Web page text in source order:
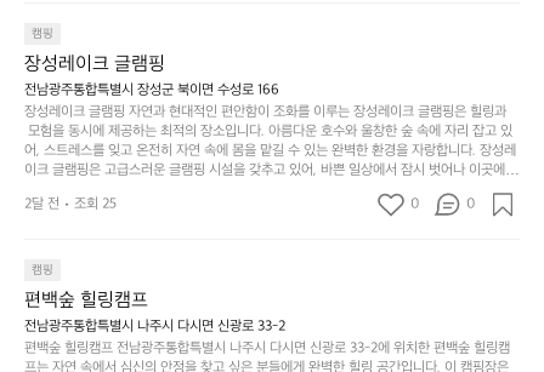
을
가
려
보
세
요.
튼
는
크
기,
무
게,
이
웃
도
어
의
경
럽
이
라
고
해
야
하
리
으며 깊은 숙면을 취할 수 있는 기회를 제공합니다.  이곳은 자연과의 완벽한 조화를 이루며,
다채로운 야외 활동을 제공합니다. 특히 어린이들은 안전하게 놀 수 있는 놀이시설이 마련
되어 있어 부모님들과 함께 즐거운 시간을 보낼 수 있습니다. 주변의 다양한 관광지와 먹거
리를 탐험하는 재미도 포레스트 창평의 매력 중 하나입니다.  또한, 캠핑장을 방문한 후 지속
적으로 재방문하는 이들이 많아 인기가 날로 상승하고 있습니다. 포레스트 창평은 단순한 캠
핑 그 이상을 제공하며, 자연을 사랑하는 모든 이들에게 꼭 한번 경험해봐야 할 장소로 자리
잡았습니다.  인기 정도: ★★★★★
캠핑
장성레이크 글램핑
전남광주통합특별시 장성군 북이면 수성로 166
장성레이크 글램핑 자연과 현대적인 편안함이 조화를 이루는 장성레이크 글램핑은 힐링과
모험을 동시에 제공하는 최적의 장소입니다. 아름다운 호수와 울창한 숲 속에 자리 잡고 있
어, 스트레스를 잊고 온전히 자연 속에 몸을 맡길 수 있는 완벽한 환경을 자랑합니다. 장성레
이크 글램핑은 고급스러운 글램핑 시설을 갖추고 있어, 바쁜 일상에서 잠시 벗어나 이곳에
오면 사치스러운 휴식이 가능해집니다. 독립된 텐트에서 제공되는 특별한 불멍 공간은 소중
한 사람과 함께 따뜻한 이야기를 나눌 수 있는 소중한 시간을 만들어 줍니다. 또한, 주변의 자
을 창출하는 시간이 될 것입니다. 특히 식사를 좋아하는 분들에게는 매주 특별한 바비큐 파
티와 지역에서 나는 신선한 재료로 만든 다양한 요리를 제공하여 미각을 만족시켜 줍니다.
장성레이크 글램핑은 그 아름다운 경관과 최고 품질의 시설 덕분에 최근 몇 년 사이에 특히
주목받고 있는 캠핑장 중 하나입니다. 주말이면 방문객이 가득해 예약이 빠르게 차는 만큼
미리 일정을 계획하시는 것이 좋습니다. 나만의 프라이빗한 공간에서 가족 및 사랑하는 사
람들과 함께하세요. 당신의 대자연 속 힐링을 기다리는 장성레이크 글램핑은 언젠가 반드시
2달 전 조회 25 0 0
캠핑
편백숲 힐링캠프
전남광주통합특별시 나주시 다시면 신광로 33-2
편백숲 힐링캠프 전남광주통합특별시 나주시 다시면 신광로 33-2에 위치한 편백숲 힐링캠
프는 자연 속에서 심신의 안정을 찾고 싶은 분들에게 완벽한 힐링 공간입니다. 이 캠핑장은